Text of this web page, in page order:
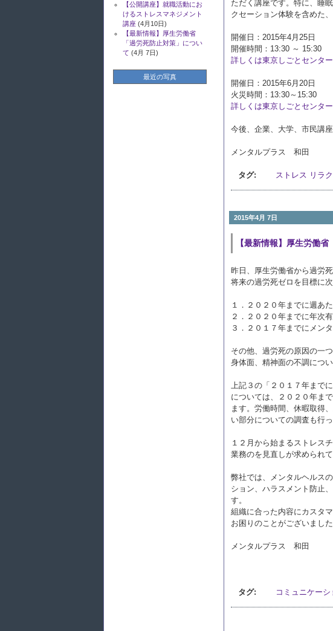
ただく講座です。特に、睡
クセーション体験を含めた
開催日：2015年4月25日
開催時間：13:30 ～ 15:30
詳しくは東京しごとセンタ
開催日：2015年6月20日
火災時間：13:30～15:30
詳しくは東京しごとセンタ
今後、企業、大学、市民講
メンタルプラス 和田
タグ: ストレス リラ
2015年4月 7日
【最新情報】厚生労働
昨日、厚生労働省から過労
将来の過労死ゼロを目標に
１．２０２０年までに週あ
２．２０２０年までに年次
３．２０１７年までにメン
その他、過労死の原因の一
身体面、精神面の不調につ
上記３の「２０１７年まで
については、２０２０年ま
ます。労働時間、休暇取得
い部分についての調査も行
１２月から始まるストレス
業務のを見直しが求められて
弊社では、メンタルヘルス
ション、ハラスメント防止
す。
組織に合った内容にカスタ
お困りのことがございまし
メンタルプラス 和田
タグ: コミュニケー
【公開講座】就職活動にお
けるストレスマネジメント
講座 (4月10日)
【最新情報】厚生労働省
「過労死防止対策」につい
て (4月 7日)
最近の写真